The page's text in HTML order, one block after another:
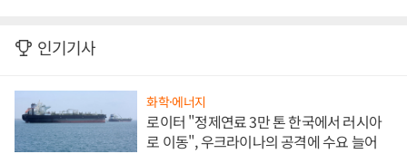
인기기사
화학·에너지
로이터 "정제연료 3만 톤 한국에서 러시아
로 이동", 우크라이나의 공격에 수요 늘어